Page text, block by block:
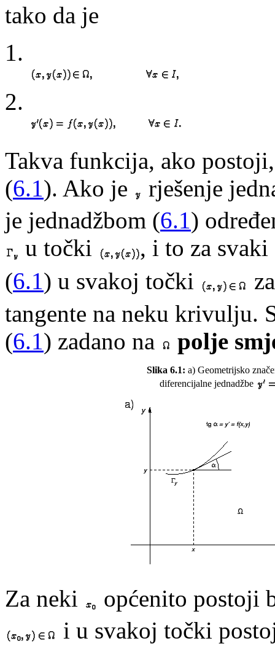
tako da je
1.
2.
Takva funkcija, ako
(6.1). Ako je
rješenje
je jednadžbom (6.1)
u točki
, i to za svaki
(6.1) u svakoj točki
tangente na neku krivulju.
(6.1) zadano na polje
Slika 6.1: a) Geometrijsko
diferencijalne jednadžbe
Za neki
općenito postoji
i u svakoj točki